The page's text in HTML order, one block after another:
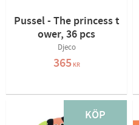
Pussel - The princess t
ower, 36 pcs
Djeco
365KR
KÖP